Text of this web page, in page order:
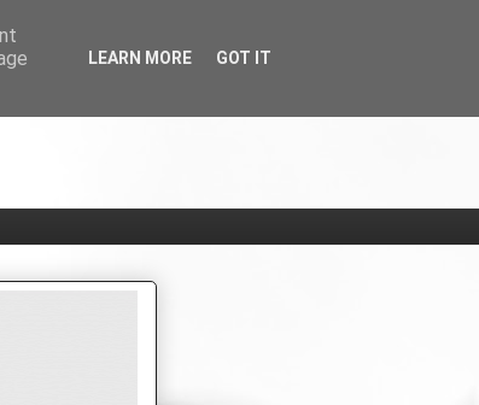
LEARN MORE GOT IT